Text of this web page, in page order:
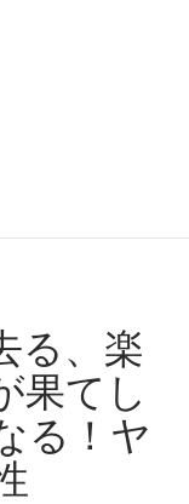
る、楽
果てし
る！ヤ